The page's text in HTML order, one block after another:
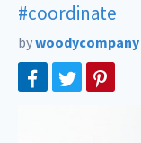
#coordinate
bywoodycompany